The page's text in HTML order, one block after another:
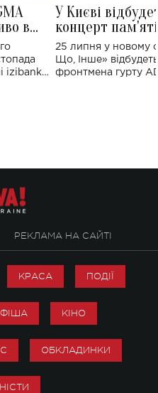
в
izibank
У Києві
концерт
Клименка:
виконають
25 липня у новому
Що, Інше»
фронтмена гурту
РЕКЛАМА НА САЙТІ
КРАСА ПОДІЇ
КІНО
ОБКЛАДИНКИ